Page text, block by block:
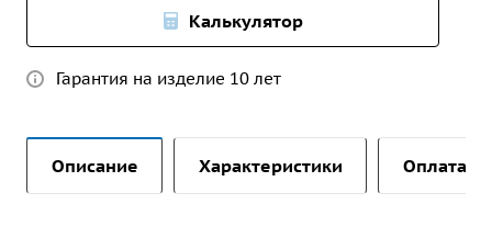
Калькулятор
Гарантия на изделие 10 лет
Описание Характеристики Оплата и